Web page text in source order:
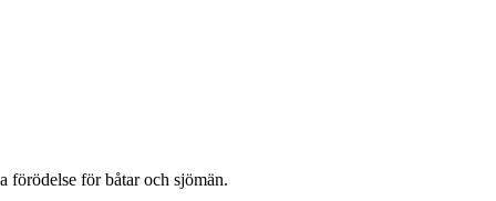
förödelse för båtar och sjömän.